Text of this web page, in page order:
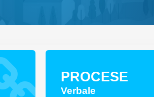
PROCESE
Verbale